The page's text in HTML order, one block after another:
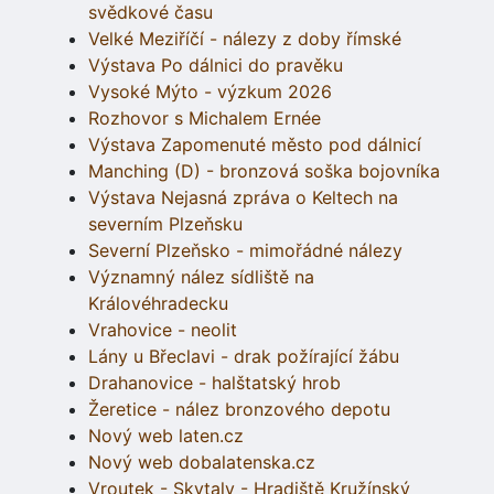
svědkové času
Velké Meziříčí - nálezy z doby římské
Výstava Po dálnici do pravěku
Vysoké Mýto - výzkum 2026
Rozhovor s Michalem Ernée
Výstava Zapomenuté město pod dálnicí
Manching (D) - bronzová soška bojovníka
Výstava Nejasná zpráva o Keltech na
severním Plzeňsku
Severní Plzeňsko - mimořádné nálezy
Významný nález sídliště na
Královéhradecku
Vrahovice - neolit
Lány u Břeclavi - drak požírající žábu
Drahanovice - halštatský hrob
Žeretice - nález bronzového depotu
Nový web laten.cz
Nový web dobalatenska.cz
Vroutek - Skytaly - Hradiště Kružínský